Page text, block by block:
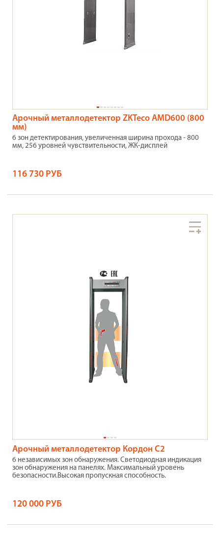
Арочный металлодетектор ZKTeco AMD600 (800
мм)
6 зон детектирования, увеличенная ширина прохода - 800
мм, 256 уровней чувствительности, ЖК-дисплей
116 730 РУБ
Арочный металлодетектор Кордон С2
6 независимых зон обнаружения. Светодиодная индикация
зон обнаружения на панелях. Максимальный уровень
безопасности.Высокая пропускная способность.
120 000 РУБ